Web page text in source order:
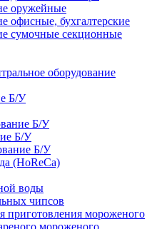
оружейные
офисные, бухгалтерские
сумочные секционные
оборудование
Б/У
Б/У
Б/У
Б/У
(HoReCa)
воды
чипсов
приготовления мороженого
мороженого